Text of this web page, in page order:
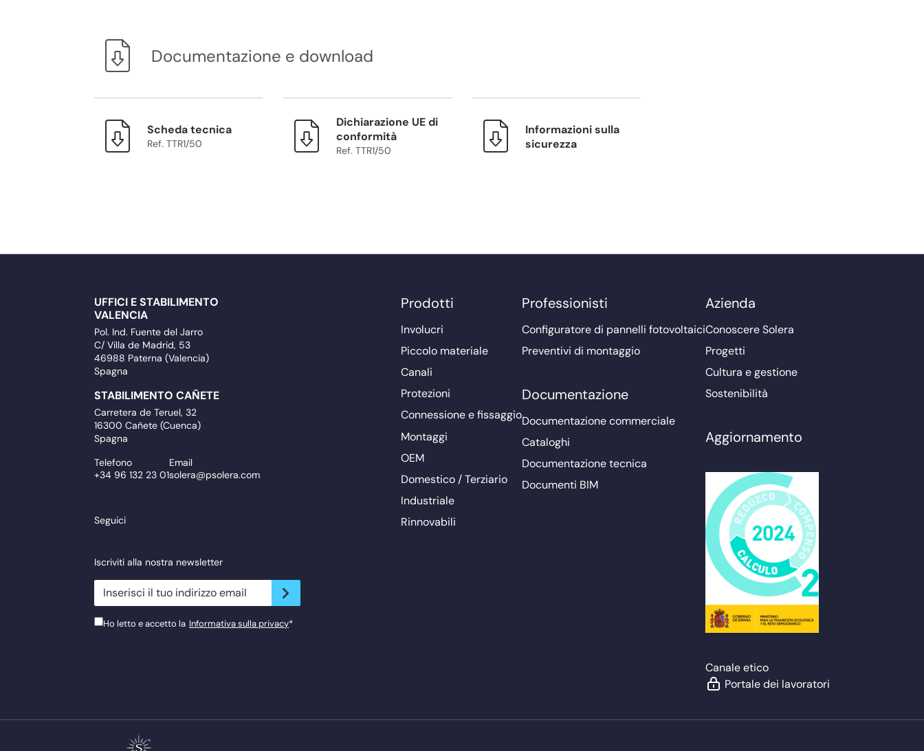
Documentazione e download
Scheda tecnica
Ref. TTR1/50
Dichiarazione UE di
conformità
Ref. TTR1/50
Informazioni sulla
sicurezza
UFFICI E STABILIMENTO
VALENCIA
Pol. Ind. Fuente del Jarro
C/ Villa de Madrid, 53
46988 Paterna (Valencia)
Spagna
STABILIMENTO CAÑETE
Carretera de Teruel, 32
16300 Cañete (Cuenca)
Spagna
Telefono
+34 96 132 23 01
Email
solera@psolera.com
Seguici
Iscriviti alla nostra newsletter
newsletter.suscribe
Ho letto e accetto la Informativa sulla privacy*
Prodotti
Involucri
Piccolo materiale
Canali
Protezioni
Connessione e fissaggio
Montaggi
OEM
Domestico / Terziario
Industriale
Rinnovabili
Professionisti
Configuratore di pannelli fotovoltaici
Preventivi di montaggio
Documentazione
Documentazione commerciale
Cataloghi
Documentazione tecnica
Documenti BIM
Azienda
Conoscere Solera
Progetti
Cultura e gestione
Sostenibilità
Aggiornamento
Canale etico
Portale dei lavoratori